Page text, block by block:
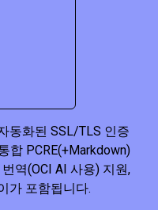
동화된 SSL/TLS 인증
합 PCRE(+Markdown)
역(OCI AI 사용) 지원,
가 포함됩니다.